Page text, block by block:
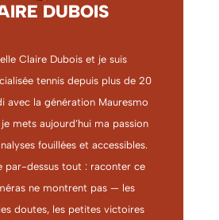
DUBOIS
Claire Dubois et je suis
tennis depuis plus de 20
avec la génération Mauresmo
mets aujourd’hui ma passion
fouillées et accessibles.
par-dessus tout : raconter ce
ne montrent pas — les
doutes, les petites victoires